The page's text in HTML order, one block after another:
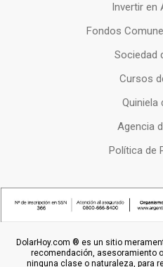
Invertir en
Fondos
Sociedad
Cursos
Quiniela
Agencia
Política de
DolarHoy.com ® es un sitio
recomendación, asesoramiento
ninguna clase o naturaleza, para